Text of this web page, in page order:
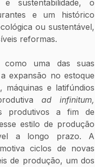
sustentabilidade, o
e um histórico
ou sustentável,
reformas.
como uma das suas
expansão no estoque
e latifúndios
produtivos a fim de
estilo de produção
a longo prazo. A
ciclos de novas
de produção, um dos